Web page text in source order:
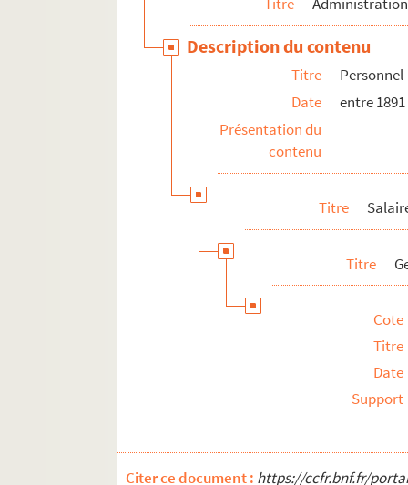
Programmation
Inventaire des archives Tournées Baret
Description du contenu
Titre
Personnel
Date
entre
Présentation du
contenu
Titre
Titre
Cote
Titre
Date
Support
Citer ce document : https://ccfr.bnf.fr/